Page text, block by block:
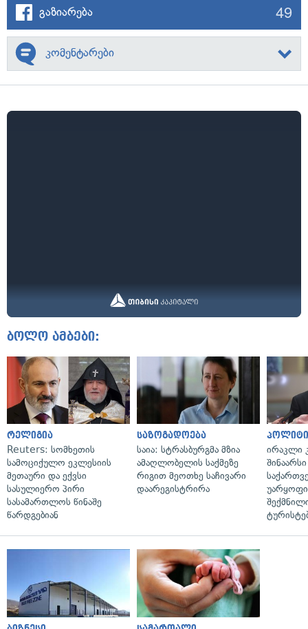
გაზიარება 49
კომენტარები
ბოლო ამბები:
რელიგია
Reuters: სომხეთის
სამოციქულო ეკლესიის
მეთაური და ექვსი
სასულიერო პირი
სასამართლოს წინაშე
წარდგებიან
საზოგადოება
საია: სტრასბურგმა მზია
ამაღლობელის საქმეზე
რიგით მეოთხე საჩივარი
დაარეგისტრირა
ირაკლი